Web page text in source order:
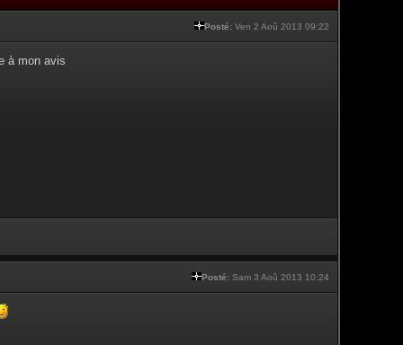
Posté: Ven 2 Aoû 2013 09:22
à mon avis
Posté: Sam 3 Aoû 2013 10:24